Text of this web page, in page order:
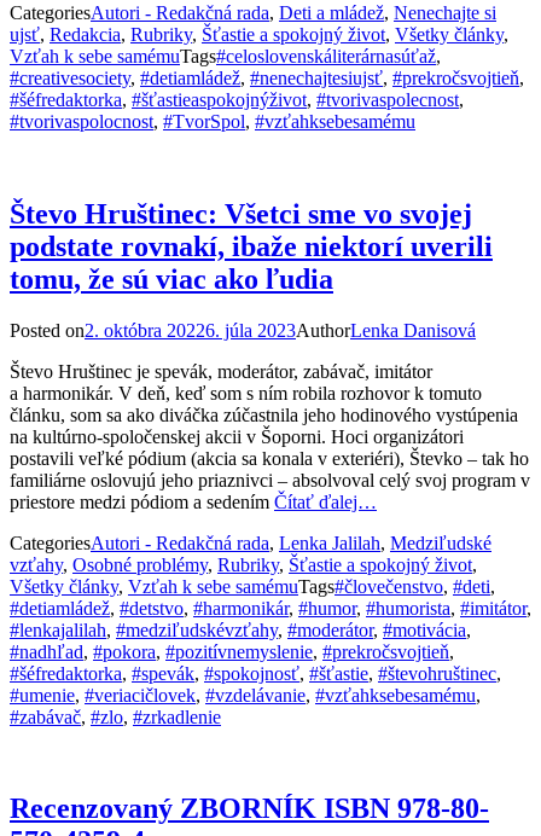
CategoriesAutori - Redakčná rada, Deti a mládež, Nenechajte si
ujsť, Redakcia, Rubriky, Šťastie a spokojný život, Všetky články,
Vzťah k sebe samémuTags#celoslovenskáliterárnasúťaž,
#creativesociety, #detiamládež, #nenechajtesiujsť, #prekročsvojtieň,
#šéfredaktorka, #šťastieaspokojnýživot, #tvorivaspolecnost,
#tvorivaspolocnost, #TvorSpol, #vzťahksebesamému
Števo Hruštinec: Všetci sme vo svojej
podstate rovnakí, ibaže niektorí uverili
tomu, že sú viac ako ľudia
Posted on2. októbra 20226. júla 2023AuthorLenka Danisová
Števo Hruštinec je spevák, moderátor, zabávač, imitátor
a harmonikár. V deň, keď som s ním robila rozhovor k tomuto
článku, som sa ako diváčka zúčastnila jeho hodinového vystúpenia
na kultúrno-spoločenskej akcii v Šoporni. Hoci organizátori
postavili veľké pódium (akcia sa konala v exteriéri), Števko – tak ho
familiárne oslovujú jeho priaznivci – absolvoval celý svoj program v
priestore medzi pódiom a sedením Čítať ďalej…
CategoriesAutori - Redakčná rada, Lenka Jalilah, Medziľudské
vzťahy, Osobné problémy, Rubriky, Šťastie a spokojný život,
Všetky články, Vzťah k sebe samémuTags#človečenstvo, #deti,
#detiamládež, #detstvo, #harmonikár, #humor, #humorista, #imitátor,
#lenkajalilah, #medziľudskévzťahy, #moderátor, #motivácia,
#nadhľad, #pokora, #pozitívnemyslenie, #prekročsvojtieň,
#šéfredaktorka, #spevák, #spokojnosť, #šťastie, #števohruštinec,
#umenie, #veriacičlovek, #vzdelávanie, #vzťahksebesamému,
#zabávač, #zlo, #zrkadlenie
Recenzovaný ZBORNÍK ISBN 978-80-